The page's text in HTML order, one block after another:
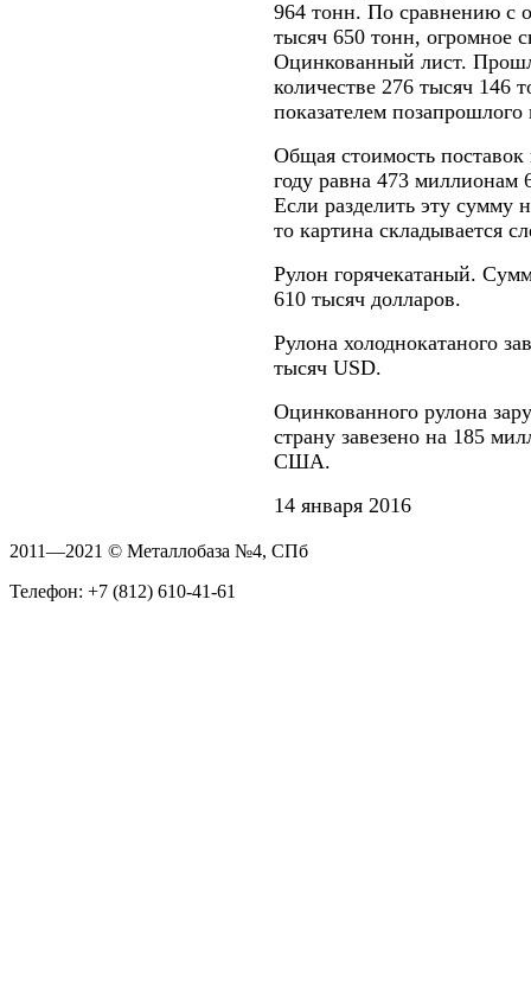
964 тонн. По сравнению с
тысяч 650 тонн, огромное
Оцинкованный лист.
количестве 276 тысяч 146
показателем
Общая стоимость
году равна 473
Если разделить эту сумму
то картина складывается
Рулон горячекатаный.
610 тысяч долларов.
Рулона холоднокатаного
тысяч USD.
Оцинкованного рулона
страну завезено на 185
США.
14 января 2016
2011—2021 © Металлобаза №4, СПб
Телефон: +7 (812) 610-41-61